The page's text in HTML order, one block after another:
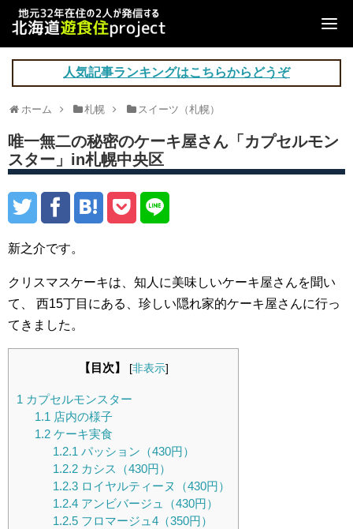
人気記事ランキングはこちらからどうぞ
ホーム 札幌 スイーツ（札幌）
唯一無二の秘密のケーキ屋さん「カプセルモン
スター」in札幌中央区
新之介です。
クリスマスケーキは、知人に美味しいケーキ屋さんを聞い
て、
西15丁目にある、珍しい隠れ家的ケーキ屋さんに行っ
てきました。
【目次】 [非表示]
1 カプセルモンスター
1.1 店内の様子
1.2ケーキ実食
1.2.1 パッション（430円）
1.2.2カシス（430円）
1.2.3ロイヤルティーヌ（430円）
1.2.4アンビバージュ（430円）
1.2.5フロマージュ4（350円）